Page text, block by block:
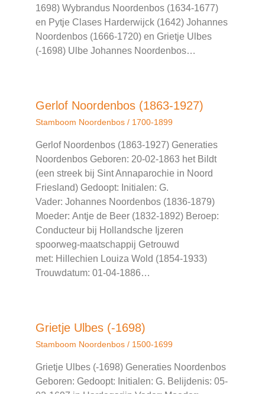
1698) Wybrandus Noordenbos (1634-1677)
en ‎Pytje Clases Harderwijck (1642)‏‎‏‎ Johannes
Noordenbos (1666-1720) en Grietje Ulbes
(-1698) Ulbe Johannes Noordenbos…
Gerlof Noordenbos (1863-1927)
Stamboom Noordenbos / 1700-1899
Gerlof Noordenbos (1863-1927) Generaties
Noordenbos Geboren: 20-02-1863 het Bildt
(een streek bij Sint Annaparochie in Noord
Friesland) Gedoopt: Initialen: G.
Vader: Johannes Noordenbos (1836-1879)
Moeder: Antje de Beer (1832-1892) Beroep:
Conducteur bij Hollandsche Ijzeren
spoorweg-maatschappij Getrouwd
met: Hillechien Louiza Wold (1854-1933)
Trouwdatum: 01-04-1886…
Grietje Ulbes (-1698)
Stamboom Noordenbos / 1500-1699
Grietje Ulbes (-1698) Generaties Noordenbos
Geboren: Gedoopt: Initialen: G. Belijdenis: 05-